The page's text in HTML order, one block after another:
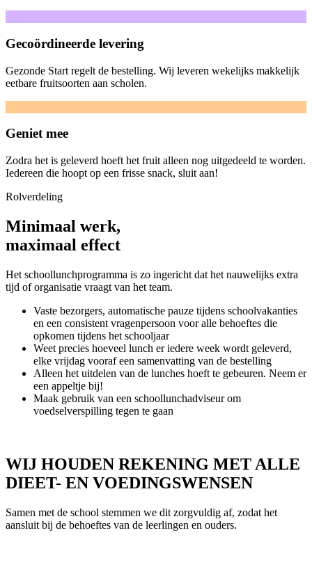
Gecoördineerde levering
Gezonde Start regelt de bestelling. Wij leveren wekelijks makkelijk
eetbare fruitsoorten aan scholen.
Geniet mee
Zodra het is geleverd hoeft het fruit alleen nog uitgedeeld te worden.
Iedereen die hoopt op een frisse snack, sluit aan!
Rolverdeling
Minimaal werk,
maximaal effect
Het schoollunchprogramma is zo ingericht dat het nauwelijks extra
tijd of organisatie vraagt van het team.
Vaste bezorgers, automatische pauze tijdens schoolvakanties
en een consistent vragenpersoon voor alle behoeftes die
opkomen tijdens het schooljaar
Weet precies hoeveel lunch er iedere week wordt geleverd,
elke vrijdag vooraf een samenvatting van de bestelling
Alleen het uitdelen van de lunches hoeft te gebeuren. Neem er
een appeltje bij!
Maak gebruik van een schoollunchadviseur om
voedselverspilling tegen te gaan
WIJ HOUDEN REKENING MET ALLE
DIEET- EN VOEDINGSWENSEN
Samen met de school stemmen we dit zorgvuldig af, zodat het
aansluit bij de behoeftes van de leerlingen en ouders.